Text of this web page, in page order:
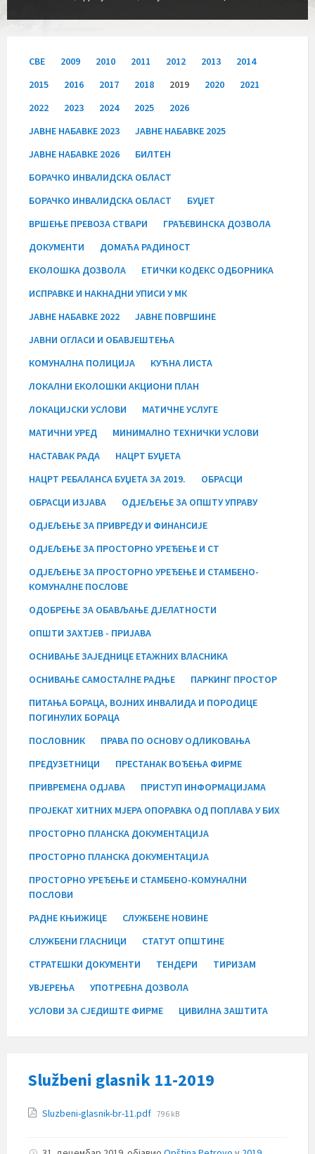
СВЕ 2009 2010 2011 2012 2013
2014
2015
2016 2017 2018 2019 2020
2021
2022
2023 2024 2025
2026
JАВНЕ НАБАВКЕ 2023
JАВНЕ НАБАВКЕ 2025
JАВНЕ НАБАВКЕ 2026
БИЛТЕН
БОРАЧКО ИНВАЛИДСКА ОБЛАСТ
БОРАЧКО ИНВАЛИДСКА ОБЛАСТ
БУЏЕТ
ВРШЕЊЕ ПРЕВОЗА СТВАРИ
ГРАЂЕВИНСКА ДОЗВОЛА
ДОКУМЕНТИ
ДОМАЋА РАДИНОСТ
ЕКОЛОШКА ДОЗВОЛА
ЕТИЧКИ КОДЕКС ОДБОРНИКА
ИСПРАВКЕ И НАКНАДНИ УПИСИ У МК
ЈАВНЕ НАБАВКЕ 2022
ЈАВНЕ ПОВРШИНЕ
ЈАВНИ ОГЛАСИ И ОБАВЈЕШТЕЊА
КОМУНАЛНА ПОЛИЦИЈА
КУЋНА ЛИСТА
ЛОКАЛНИ ЕКОЛОШКИ АКЦИОНИ ПЛАН
ЛОКАЦИЈСКИ УСЛОВИ
МАТИЧНЕ УСЛУГЕ
МАТИЧНИ УРЕД
МИНИМАЛНО ТЕХНИЧКИ УСЛОВИ
НАСТАВАК РАДА
НАЦРТ БУЏЕТА
НАЦРТ РЕБАЛАНСА БУЏЕТА ЗА 2019.
ОБРАСЦИ
ОБРАСЦИ ИЗЈАВА
ОДЈЕЉЕЊЕ ЗА ОПШТУ УПРАВУ
ОДЈЕЉЕЊЕ ЗА ПРИВРЕДУ И ФИНАНСИЈЕ
ОДЈЕЉЕЊЕ ЗА ПРОСТОРНО УРЕЂЕЊЕ И СТ
ОДЈЕЉЕЊЕ ЗА ПРОСТОРНО УРЕЂЕЊЕ И СТАМБЕНО-
КОМУНАЛНЕ ПОСЛОВЕ
ОДОБРЕЊЕ ЗА ОБАВЉАЊЕ ДЈЕЛАТНОСТИ
ОПШТИ ЗАХТЈЕВ - ПРИЈАВА
ОСНИВАЊЕ ЗАЈЕДНИЦЕ ЕТАЖНИХ ВЛАСНИКА
ОСНИВАЊЕ САМОСТАЛНЕ РАДЊЕ
ПАРКИНГ ПРОСТОР
ПИТАЊА БОРАЦА, ВОЈНИХ ИНВАЛИДА И ПОРОДИЦЕ
ПОГИНУЛИХ БОРАЦА
ПОСЛОВНИК
ПРАВА ПО ОСНОВУ ОДЛИКОВАЊА
ПРЕДУЗЕТНИЦИ
ПРЕСТАНАК ВОЂЕЊА ФИРМЕ
ПРИВРЕМЕНА ОДЈАВА
ПРИСТУП ИНФОРМАЦИЈАМА
ПРОЈЕКАТ ХИТНИХ МЈЕРА ОПОРАВКА ОД ПОПЛАВА У БИХ
ПРОСТОРНО ПЛАНСКА ДОКУМЕНТАЦИЈА
ПРОСТОРНО ПЛАНСКА ДОКУМЕНТАЦИЈА
ПРОСТОРНО УРЕЂЕЊЕ И СТАМБЕНО-КОМУНАЛНИ
ПОСЛОВИ
РАДНЕ КЊИЖИЦЕ
СЛУЖБЕНЕ НОВИНЕ
СЛУЖБЕНИ ГЛАСНИЦИ
СТАТУТ ОПШТИНЕ
СТРАТЕШКИ ДОКУМЕНТИ
ТЕНДЕРИ
ТИРИЗАМ
УВЈЕРЕЊА
УПОТРЕБНА ДОЗВОЛА
УСЛОВИ ЗА СЈЕДИШТЕ ФИРМЕ
ЦИВИЛНА ЗАШТИТА
Službeni glasnik 11-2019
Прилози
Sluzbeni-glasnik-br-11.pdf File
796 kB